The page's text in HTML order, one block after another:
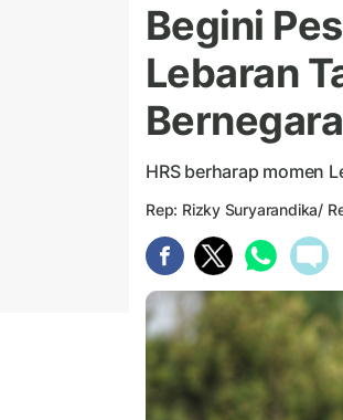
Begini
Lebaran
Bernegara
HRS berharap momen
Rep: Rizky Suryarandika/